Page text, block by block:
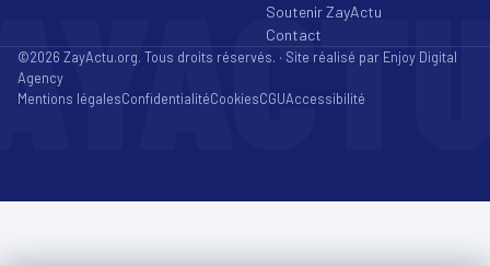
Soutenir ZayActu
Contact
©2026 ZayActu.org. Tous droits réservés. · Site réalisé par Enjoy Digital
Agency
Mentions légalesConfidentialitéCookiesCGUAccessibilité